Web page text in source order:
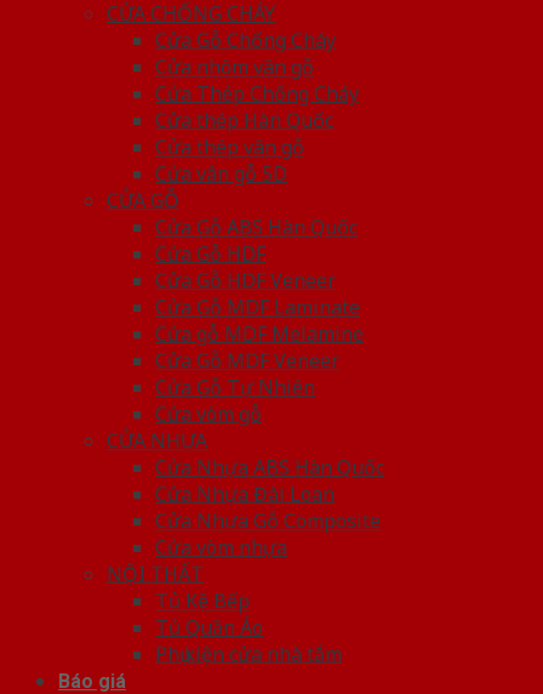
CỬA CHỐNG CHÁY
Cửa Gỗ Chống Cháy
Cửa nhôm vân gỗ
Cửa Thép Chống Cháy
Cửa thép Hàn Quốc
Cửa thép vân gỗ
Cửa vân gỗ 5D
CỬA GỖ
Cửa Gỗ ABS Hàn Quốc
Cửa Gỗ HDF
Cửa Gỗ HDF Veneer
Cửa Gỗ MDF Laminate
Cửa gỗ MDF Melamine
Cửa Gỗ MDF Veneer
Cửa Gỗ Tự Nhiên
Cửa vòm gỗ
CỬA NHỰA
Cửa Nhựa ABS Hàn Quốc
Cửa Nhựa Đài Loan
Cửa Nhựa Gỗ Composite
Cửa vòm nhựa
NỘI THẤT
Tủ Kệ Bếp
Tủ Quần Áo
Phụ kiện cửa nhà tắm
Báo giá